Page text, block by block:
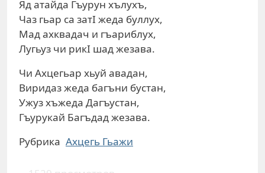
Яд атайда Гъурун хълухъ,
Чаз гьар са затI жеда буллух,
Мад ахквадач и гъариблух,
Лугьуз чи рикI шад жезава.
Чи Ахцегьар хьуй авадан,
Виридаз жеда багъни бустан,
Ужуз хъжеда Дагъустан,
Гъурукай Багъдад жезава.
Рубрика Ахцегь Гьажи